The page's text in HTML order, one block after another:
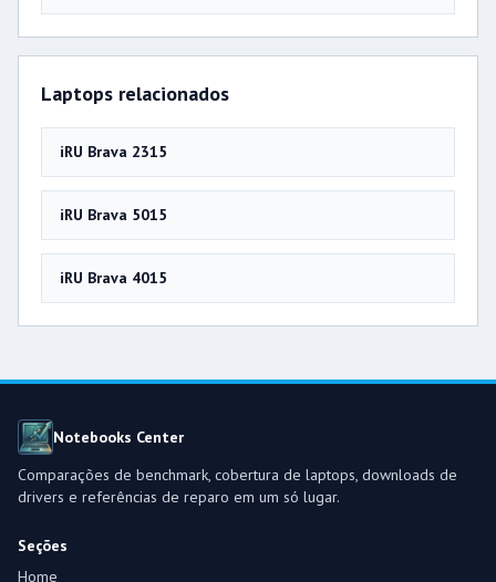
Laptops relacionados
iRU Brava 2315
iRU Brava 5015
iRU Brava 4015
Notebooks Center
Comparações de benchmark, cobertura de laptops, downloads de
drivers e referências de reparo em um só lugar.
Seções
Home